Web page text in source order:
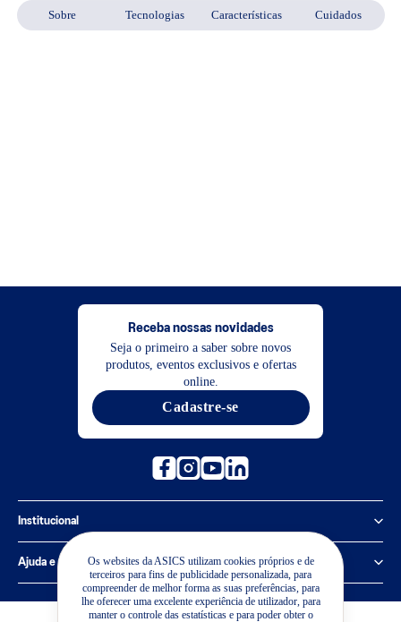
Os websites da ASICS utilizam cookies próprios e de
terceiros para fins de publicidade personalizada, para
compreender de melhor forma as suas preferências, para
lhe oferecer uma excelente experiência de utilizador, para
manter o controle das estatísticas e para poder obter o
Sobre Tecnologias Características Cuidados
Receba nossas novidades
Seja o primeiro a saber sobre novos
produtos, eventos exclusivos e ofertas
online.
Cadastre-se
Institucional
Política de Privacidade
Sobre a ASICS
Ajuda e suporte
Central de Relacionamento